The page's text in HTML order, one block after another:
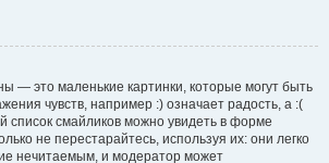
— это маленькие картинки, которые могут быть
чувств, например :) означает радость, а :(
список смайликов можно увидеть в форме
не перестарайтесь, используя их: они легко
нечитаемым, и модератор может